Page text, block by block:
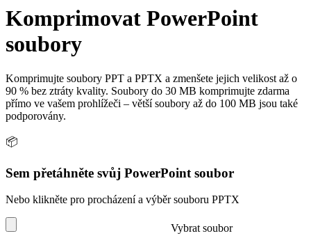
Komprimovat PowerPoint
soubory
Komprimujte soubory PPT a PPTX a zmenšete jejich velikost až o
90 % bez ztráty kvality. Soubory do 30 MB komprimujte zdarma
přímo ve vašem prohlížeči – větší soubory až do 100 MB jsou také
podporovány.
📦
Sem přetáhněte svůj PowerPoint soubor
Nebo klikněte pro procházení a výběr souboru PPTX
Vybrat soubor